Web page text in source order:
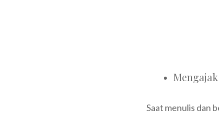
Saat menulis dan